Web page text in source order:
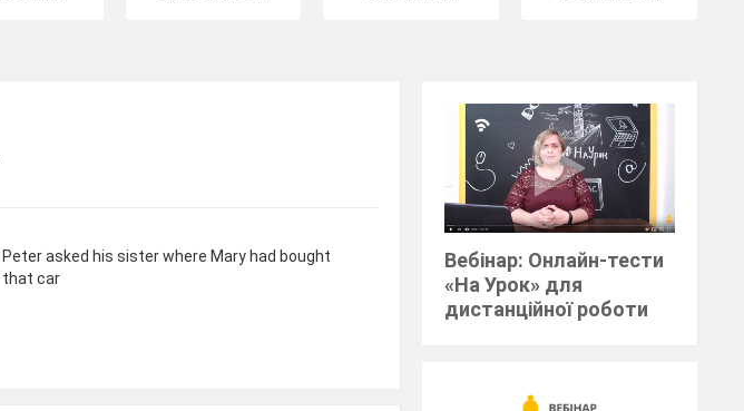
Peter asked his sister where Mary had bought
that car
Вебінар: Онлайн-тести
«На Урок» для
дистанційної роботи